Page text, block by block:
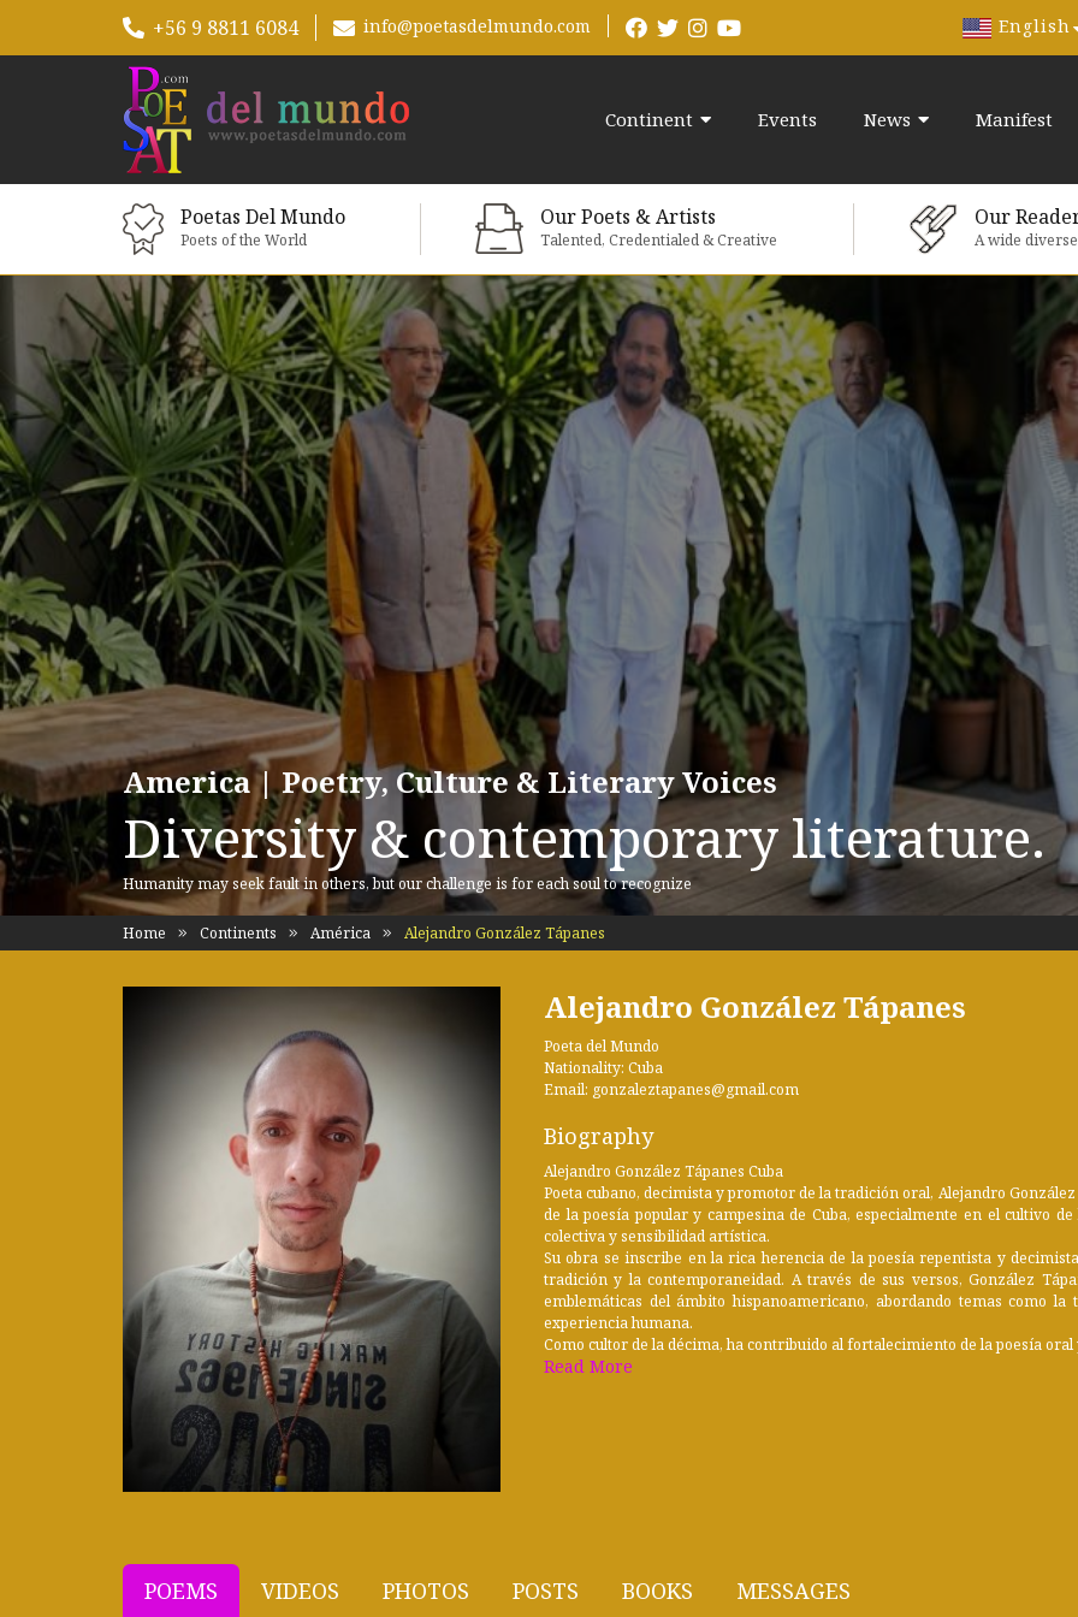
+56 9 8811 6084 info@poetasdelmundo.com English
Continent Events News Manifest
Poetas Del Mundo
Poets of the World
Our Poets & Artists
Talented, Credentialed & Creative
Our
A wide
America | Poetry, Culture & Literary Voices
Diversity & contemporary literature.
Humanity may seek fault in others, but our challenge is for each soul to recognize
Home Continents América Alejandro González Tápanes
Alejandro González Tápanes
Poeta del Mundo
Nationality: Cuba
Email: gonzaleztapanes@gmail.com
Biography
Alejandro González Tápanes Cuba
Poeta cubano, decimista y promotor de la tradición oral, Alejandro
de la poesía popular y campesina de Cuba, especialmente en el cultivo
colectiva y sensibilidad artística.
Su obra se inscribe en la rica herencia de la poesía repentista y
tradición y la contemporaneidad. A través de sus versos, González
emblemáticas del ámbito hispanoamericano, abordando temas como
experiencia humana.
Como cultor de la décima, ha contribuido al fortalecimiento de la poesía
Read More
POEMS VIDEOS PHOTOS POSTS BOOKS MESSAGES